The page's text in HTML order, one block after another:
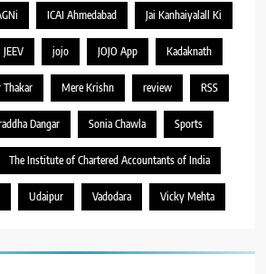
ICAI Ahmedabad Jai Kanhaiyalall Ki
JEEV jojo JOJO App Kadaknath
Thakar Mere Krishn review RSS
Dangar Sonia Chawla Sports
The Institute of Chartered Accountants of India
Udaipur Vadodara Vicky Mehta